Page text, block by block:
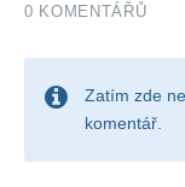
0 KOMENTÁŘŮ
Zatím zde
komentář.